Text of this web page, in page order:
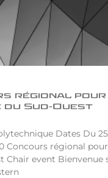
régional pour
du Sud-Ouest
Dates Du
Concours régional pour
Chair event Bienvenue